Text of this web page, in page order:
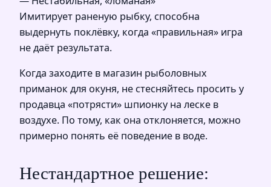
Имитирует раненую рыбку, способна
выдернуть поклёвку, когда «правильная» игра
не даёт результата.
Когда заходите в магазин рыболовных
приманок для окуня, не стесняйтесь просить у
продавца «потрясти» шпионку на леске в
воздухе. По тому, как она отклоняется, можно
примерно понять её поведение в воде.
Нестандартное решение: